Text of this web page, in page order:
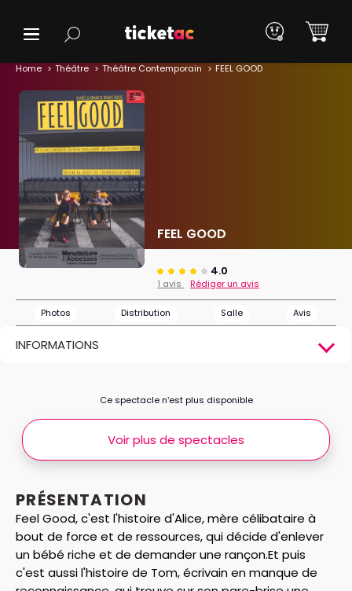
Home Théâtre Théâtre Contemporain FEEL GOOD
FEEL GOOD
4.0
1 avis Rédiger un avis
Photos Distribution Salle Avis
INFORMATIONS
PRÉSENTATION
Feel Good, c'est l'histoire d'Alice, mère célibataire à
bout de force et de ressources, qui décide d'enlever
un bébé riche et de demander une rançon.Et puis
c'est aussi l'histoire de Tom, écrivain en manque de
Ce spectacle n’est plus disponible
Voir plus de spectacles